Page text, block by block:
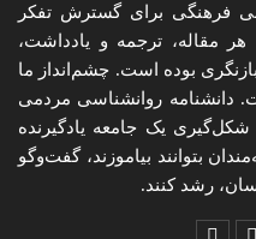
فرهنگی برای گسترش تفکر
مقاله، ترجمه و یادداشت،
بوده است. چشم‌انداز ما
دانشنامه روانشناسی مردمی
یک جامعه یادگیرنده
بتوانند بیاموزند، گفت‌وگو
رشد کنند.